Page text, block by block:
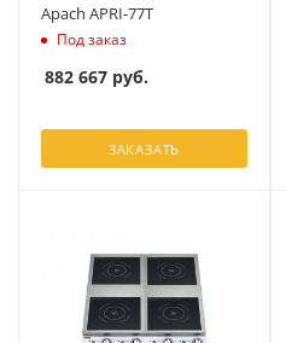
Apach APRI-77T
Под заказ
882 667 руб.
ЗАКАЗАТЬ